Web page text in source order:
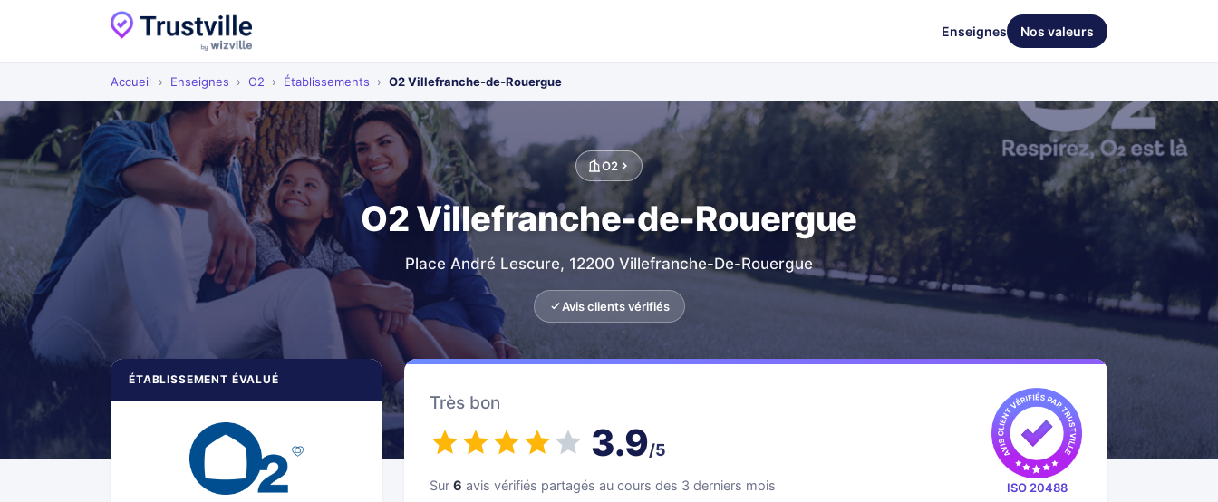
Enseignes Nos valeurs
Accueil › Enseignes › O2 › Établissements › O2 Villefranche-de-Rouergue
O2
O2 Villefranche-de-Rouergue
Place André Lescure, 12200 Villefranche-De-Rouergue
Avis clients vérifiés
ÉTABLISSEMENT ÉVALUÉ
Très bon
3.9/5
Sur 6 avis vérifiés partagés au cours des 3 derniers mois ISO 20488